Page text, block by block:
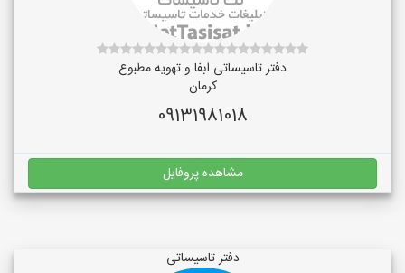
دفتر تاسیساتی ابفا و تهویه مطبوع
کرمان
09131981018
مشاهده پروفایل
دفتر تاسیساتی